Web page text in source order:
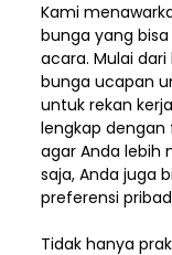
Kami
bunga yang
acara. Mulai
bunga ucapan
untuk rekan
lengkap dengan
agar Anda lebih
saja, Anda juga
preferensi
Tidak hanya